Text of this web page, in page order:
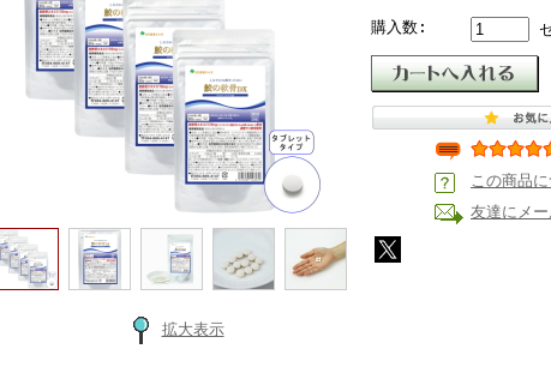
拡大表示
購入数:
この商品
友達にメ